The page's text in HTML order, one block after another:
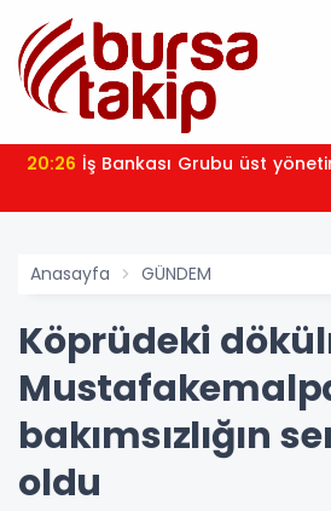
20:26 İş Bankası Grubu üst
Anasayfa GÜNDEM
Köprüdeki
bakımsızlığın
oldu